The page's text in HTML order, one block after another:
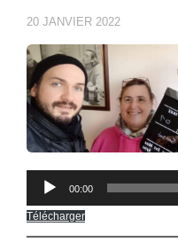
20 JANVIER 2022
Lecteur
00:00
Télécharger